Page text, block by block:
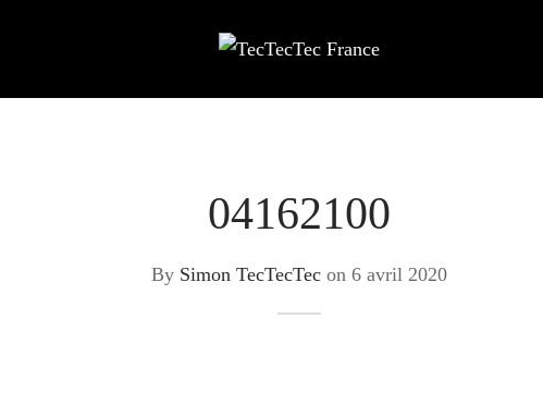
04162100
By Simon TecTecTec on 6 avril 2020